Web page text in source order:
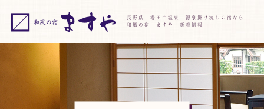
長野県 湯田中温泉 源泉掛け流しの宿なら
和風の宿 ますや 新着情報